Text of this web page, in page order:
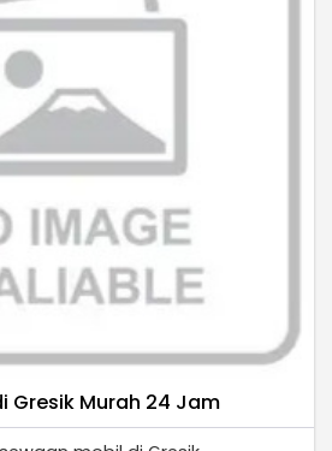
Gresik Murah 24 Jam